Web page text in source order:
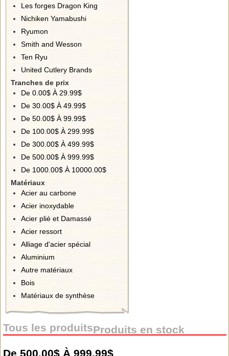
Les forges Dragon King
Nichiken Yamabushi
Ryumon
Smith and Wesson
Ten Ryu
United Cutlery Brands
Tranches de prix
De 0.00$ À 29.99$
De 30.00$ À 49.99$
De 50.00$ À 99.99$
De 100.00$ À 299.99$
De 300.00$ À 499.99$
De 500.00$ À 999.99$
De 1000.00$ À 10000.00$
Matériaux
Acier au carbone
Acier inoxydable
Acier plié et Damassé
Acier ressort
Alliage d'acier spécial
Aluminium
Autre matériaux
Bois
Matériaux de synthèse
Tous les produitsProduits en stock
De 500.00$ À 999.99$